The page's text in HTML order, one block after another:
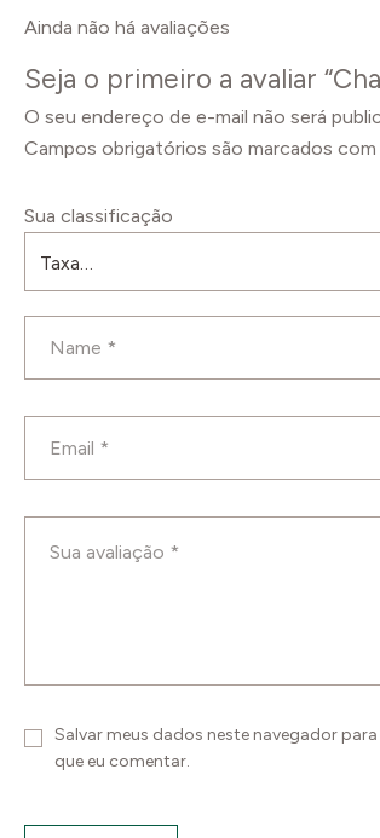
Ainda não há avaliações
Seja o primeiro a avaliar
O seu endereço de e-mail não será
Campos obrigatórios são marcados com
Sua classificação
Salvar meus dados neste navegador
que eu comentar.